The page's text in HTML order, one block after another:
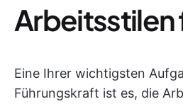
Arbeitsstilen
Eine Ihrer wichtigsten
Führungskraft ist es, die